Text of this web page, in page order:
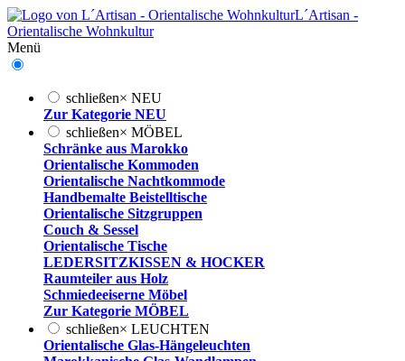
L´Artisan -
Orientalische Wohnkultur
Menü
schließen× NEU
Zur Kategorie NEU
schließen× MÖBEL
Schränke aus Marokko
Orientalische Kommoden
Orientalische Nachtkommode
Handbemalte Beistelltische
Orientalische Sitzgruppen
Couch & Sessel
Orientalische Tische
LEDERSITZKISSEN & HOCKER
Raumteiler aus Holz
Schmiedeeiserne Möbel
Zur Kategorie MÖBEL
schließen× LEUCHTEN
Orientalische Glas-Hängeleuchten